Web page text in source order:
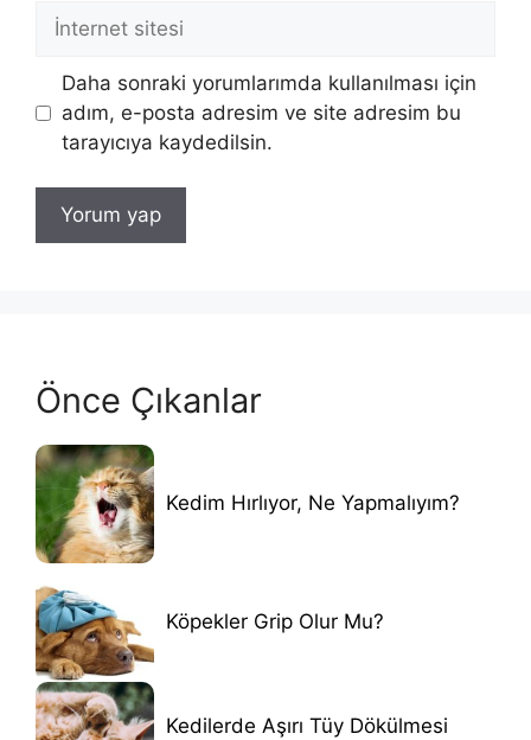
İnternet
sitesi
Daha sonraki yorumlarımda kullanılması için
adım, e-posta adresim ve site adresim bu
tarayıcıya kaydedilsin.
Önce Çıkanlar
Kedim Hırlıyor, Ne Yapmalıyım?
Köpekler Grip Olur Mu?
Kedilerde Aşırı Tüy Dökülmesi